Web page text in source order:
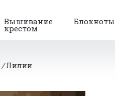
Вышивание
крестом
Блокноты
/Лилии